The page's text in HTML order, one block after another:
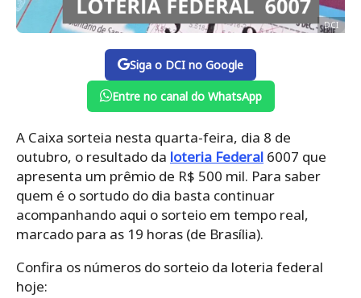
DCI
Siga o DCI no Google
Entre no canal do WhatsApp
A Caixa sorteia nesta quarta-feira, dia 8 de
outubro, o resultado da loteria Federal 6007 que
apresenta um prêmio de R$ 500 mil. Para saber
quem é o sortudo do dia basta continuar
acompanhando aqui o sorteio em tempo real,
marcado para as 19 horas (de Brasília).
Confira os números do sorteio da loteria federal
hoje: